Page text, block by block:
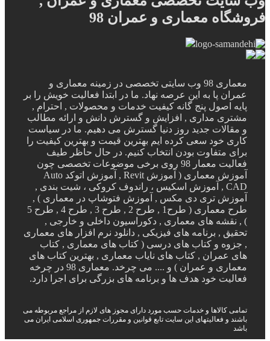
فروشگاه معماری و عمران 98
معماری 98 وب سایتی تخصصی در زمینه معماری و
عمران پا به این عرصه نهاد. ما در ابتدا فعالیت خویش را بر
پایه اصول پنج گانه کیفیت خدمات و محصولات , احترام ,
مشتری مداری , افزایش و گسترش دانش و ارائه مطالب
و مقالات جدید روز دنیا گسترش می دهیم. ما در سیاست
کاری خود سعی کرده ایم بهترین قیمت و بهترین کیفیت را
برای متفاوت بودن انتخاب کنیم. در حال حاظر طیف
فعالیت معمار 98 روی برخی موضوعات تخصصی چون
آموزش معماری ( آموزش Revit , آموزش اتوکد Auto
CAD , آموزش اسکیس ، راندوف کروکی ، شیت بندی ,
آموزش تری دی مکس , آموزش فتوشاپ در معماری ) ,
طرح معماری ( طرح1 , طرح 2 , طرح 3 , طرح 4 , طرح 5
) , نقشه های معماری , دکوراسیون داخلی و خارجی ,
تحقیق , برنامه های فیزیکی , دانلود نرم افزار های معماری
, جزوه و کتاب های درسی ( کتاب های معماری , کتاب
های عمران , کتاب های نایاب معماری , بهترین کتاب های
معماری و عمران ) و .... می چرخد. معماری 98 در چرخه
فعالیت خود هدف ها و برنامه های بزرگی برای اجرا دارد.
تمامی کالاها و خدمات حسب مورد دارای مجوز های لازم از مراجع مربوطه می
باشند و فعالیتهای این سایت تابع قوانین و مقررات جمهوری اسلامی ایران می
باشد